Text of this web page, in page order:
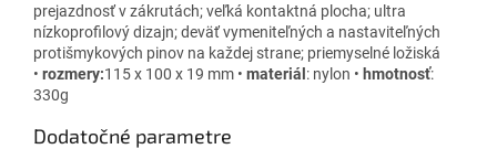
prejazdnosť v zákrutách; veľká kontaktná plocha; ultra
nízkoprofilový dizajn; deväť vymeniteľných a nastaviteľných
protišmykových pinov na každej strane; priemyselné ložiská
• rozmery:115 x 100 x 19 mm • materiál : nylon • hmotnosť:
330g
Dodatočné parametre